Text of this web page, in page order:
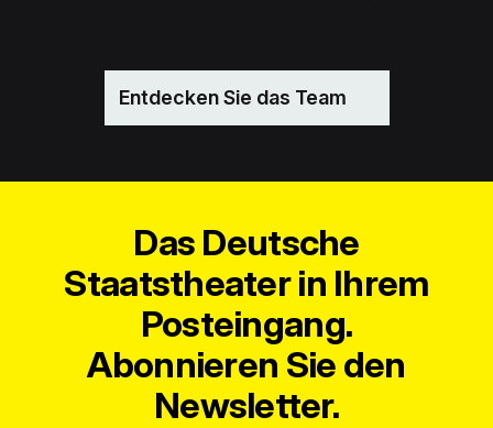
Entdecken Sie das Team
Das Deutsche
Staatstheater in Ihrem
Posteingang.
Abonnieren Sie den
Newsletter.